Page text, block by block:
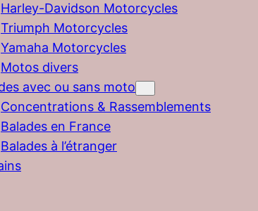
Harley-Davidson Motorcycles
Triumph Motorcycles
Yamaha Motorcycles
Motos divers
avec ou sans moto
Concentrations & Rassemblements
Balades en France
Balades à l’étranger